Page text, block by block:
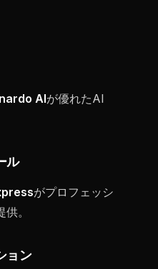
AIが優れたAI
ル
がプロフェッシ
。
ョン